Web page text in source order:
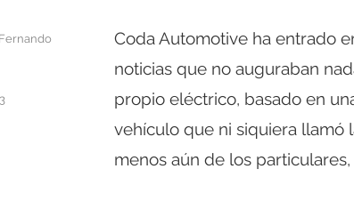
Coda Automotive ha entrado
noticias que no auguraban
propio eléctrico, basado en
vehículo que ni siquiera llamó
menos aún de los